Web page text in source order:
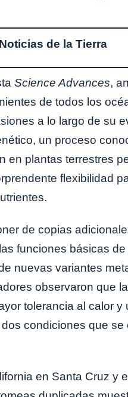
de la Tierra
Science Advances,
de todos los
a lo largo de su
un proceso
en plantas terrestres
flexibilidad
de copias
funciones básicas
nuevas variantes
observaron que
tolerancia al calor y
condiciones que
en Santa Cruz y